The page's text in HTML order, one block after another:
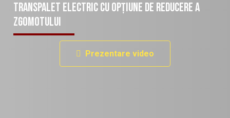
Transpalet electric cu opțiune de reducere a
zgomotului
Prezentare video